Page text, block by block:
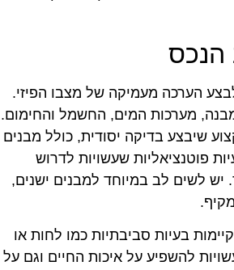
הערכה מעמיקה של מצבו הפיזי.
מערכות המים, החשמל והחימום.
שיבצע בדיקה יסודית, כולל מבנים
פוטנציאליות שעשויות לדרוש
לשים לב במיוחד למבנים ישנים,
בעיות סביבתיות כמו לחות או
להשפיע על איכות החיים וגם על